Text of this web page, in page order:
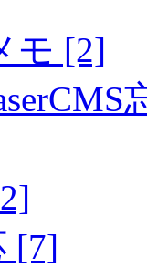
モ [2]
[7]